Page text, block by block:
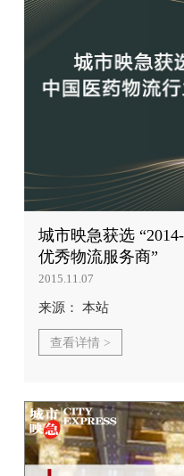
城市映急获选
优秀物流服务商”
2015.11.07
来源： 本站
查看详情 >